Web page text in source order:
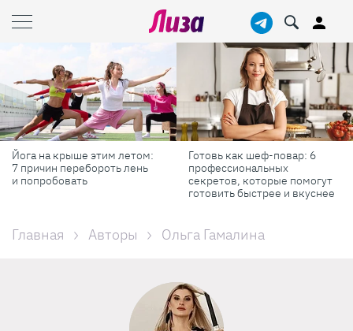
Йога на крыше этим летом:
7 причин перебороть лень
и попробовать
Готовь как шеф-повар: 6
профессиональных
секретов, которые помогут
готовить быстрее и вкуснее
Главная Авторы Ольга Гамалина